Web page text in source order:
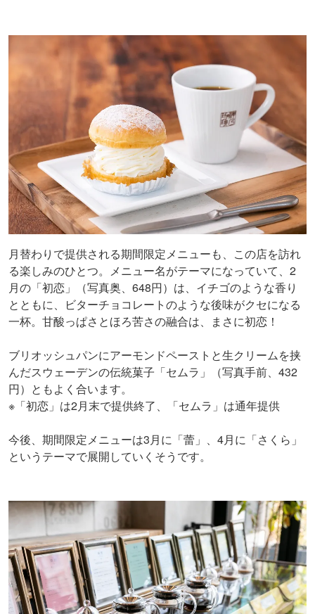
月替わりで提供される期間限定メニューも、この店を訪れ
る楽しみのひとつ。メニュー名がテーマになっていて、2
月の「初恋」（写真奥、648円）は、イチゴのような香り
とともに、ビターチョコレートのような後味がクセになる
一杯。甘酸っぱさとほろ苦さの融合は、まさに初恋！
ブリオッシュパンにアーモンドペーストと生クリームを挟
んだスウェーデンの伝統菓子「セムラ」（写真手前、432
円）ともよく合います。
※「初恋」は2月末で提供終了、「セムラ」は通年提供
今後、期間限定メニューは3月に「蕾」、4月に「さくら」
というテーマで展開していくそうです。